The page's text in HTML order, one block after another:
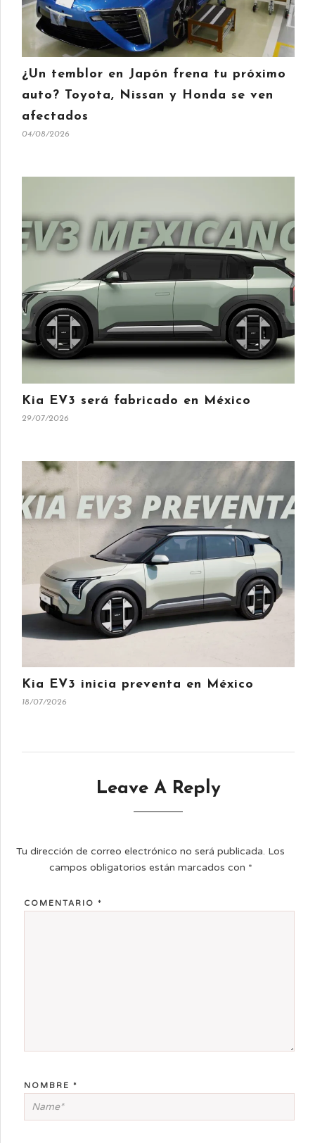
¿Un temblor en Japón frena tu próximo
auto? Toyota, Nissan y Honda se ven
afectados
04/08/2026
Kia EV3 será fabricado en México
29/07/2026
Kia EV3 inicia preventa en México
18/07/2026
Leave A Reply
Tu dirección de correo electrónico no será publicada. Los
campos obligatorios están marcados con *
COMENTARIO *
NOMBRE *